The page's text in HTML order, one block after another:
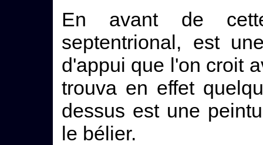
En avant de
septentrional, est
d'appui que l'on croit
trouva en effet
dessus est une
le bélier.